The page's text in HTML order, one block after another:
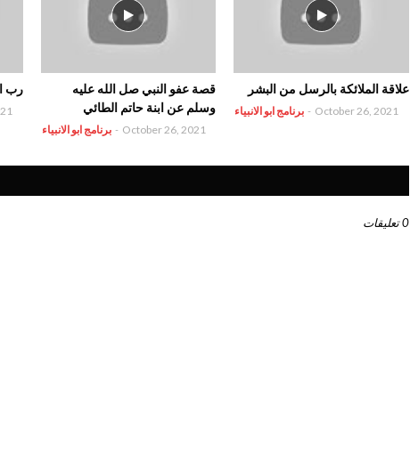
رب
قصة عفو النبي صل الله عليه
وسلم عن ابنة حاتم الطائي
برنامج ابو الانبياء - October 26, 2021
علاقة الملائكة بالرسل من البشر
برنامج ابو الانبياء - October 26, 2021
0 تعليقات